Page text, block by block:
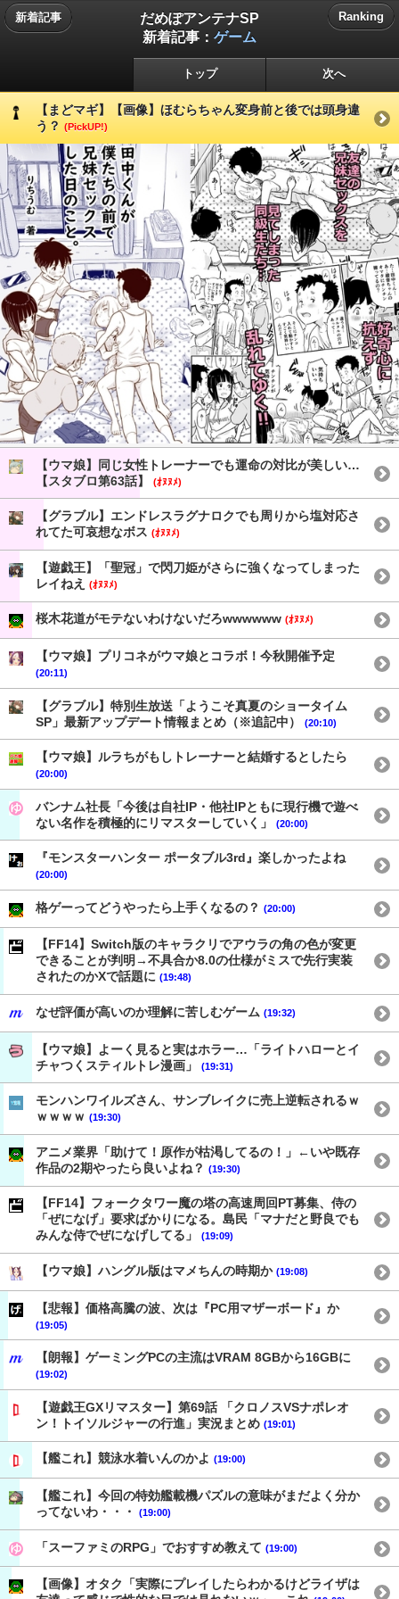
新着記事
だめぽアンテナSP
新着記事： ゲーム
Ranking
トップ 次へ
【まどマギ】【画像】ほむらちゃん変身前と後では頭身違
う？ (PickUP!)
【ウマ娘】同じ女性トレーナーでも運命の対比が美しい…
【スタブロ第63話】
(ｵﾇﾇﾒ)
【グラブル】エンドレスラグナロクでも周りから塩対応さ
れてた可哀想なボス (ｵﾇﾇﾒ)
【遊戯王】「聖冠」で閃刀姫がさらに強くなってしまった
レイねえ
(ｵﾇﾇﾒ)
桜木花道がモテないわけないだろwwwwww (ｵﾇﾇﾒ)
【ウマ娘】プリコネがウマ娘とコラボ！今秋開催予定
(20:11)
【グラブル】特別生放送「ようこそ真夏のショータイム
SP」最新アップデート情報まとめ（※追記中）
(20:10)
【ウマ娘】ルラちがもしトレーナーと結婚するとしたら
(20:00)
バンナム社長「今後は自社IP・他社IPともに現行機で遊べ
ない名作を積極的にリマスターしていく」
(20:00)
『モンスターハンター ポータブル3rd』楽しかったよね
(20:00)
格ゲーってどうやったら上手くなるの？ (20:00)
【FF14】Switch版のキャラクリでアウラの角の色が変更
できることが判明→不具合か8.0の仕様がミスで先行実装
されたのかXで話題に (19:48)
なぜ評価が高いのか理解に苦しむゲーム (19:32)
【ウマ娘】よーく見ると実はホラー…「ライトハローとイ
チャつくスティルトレ漫画」
(19:31)
モンハンワイルズさん、サンブレイクに売上逆転されるｗ
ｗｗｗｗ (19:30)
アニメ業界「助けて！原作が枯渇してるの！」←いや既存
作品の2期やったら良いよね？ (19:30)
【FF14】フォークタワー魔の塔の高速周回PT募集、侍の
「ぜになげ」要求ばかりになる。島民「マナだと野良でも
みんな侍でぜになげしてる」
(19:09)
【ウマ娘】ハングル版はマメちんの時期か (19:08)
【悲報】価格高騰の波、次は『PC用マザーボード』か
(19:05)
【朗報】ゲーミングPCの主流はVRAM 8GBから16GBに
(19:02)
【遊戯王GXリマスター】第69話 「クロノスVSナポレオ
ン！トイソルジャーの行進」実況まとめ (19:01)
【艦これ】競泳水着いんのかよ (19:00)
【艦これ】今回の特効艦載機パズルの意味がまだよく分か
ってないわ・・・
(19:00)
「スーファミのRPG」でおすすめ教えて (19:00)
【画像】オタク「実際にプレイしたらわかるけどライザは